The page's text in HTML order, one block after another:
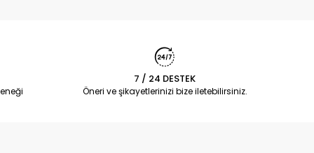
7 / 24 DESTEK
Öneri ve şikayetlerinizi bize iletebilirsiniz.